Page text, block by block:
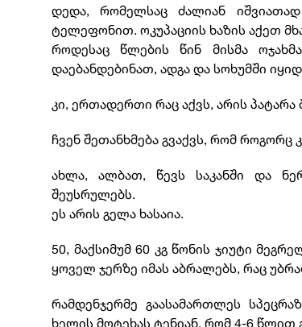
დედა, რომელსაც ძალიან
ტელეფონით. ოკუპაციის ხაზის აქეთ
როდესაც წლების წინ მისმა
დაებანდებინათ, ადგა და სოხუმში
კი, ერთადერთი რაც აქვს, არის
ჩვენ შეთანხმება გვაქვს, რომ
ახლა, ალბათ, წევს საკანში და
შეუსრულებს.
ეს არის გელა ხასაია.
50, მაქსიმუმ 60 კგ წონის ჯიუტი
ყოველ ჯერზე იმას აბრალებს, რაც
რამდენჯერმე გაასამართლეს
ხელის მოტეხას ტენიან, რომ 4-6 წლით